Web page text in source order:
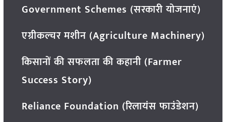
Government Schemes (सरकारी योजनाएं)
एग्रीकल्चर मशीन (Agriculture Machinery)
किसानों की सफलता की कहानी (Farmer
Success Story)
Reliance Foundation (रिलायंस फाउंडेशन)